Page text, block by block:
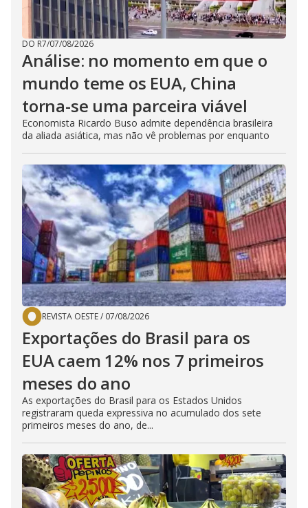
DO R7/07/08/2026
Análise: no momento em que o
mundo teme os EUA, China
torna-se uma parceira viável
Economista Ricardo Buso admite dependência brasileira
da aliada asiática, mas não vê problemas por enquanto
REVISTA OESTE/ 07/08/2026
Exportações do Brasil para os
EUA caem 12% nos 7 primeiros
meses do ano
As exportações do Brasil para os Estados Unidos
registraram queda expressiva no acumulado dos sete
primeiros meses do ano, de...